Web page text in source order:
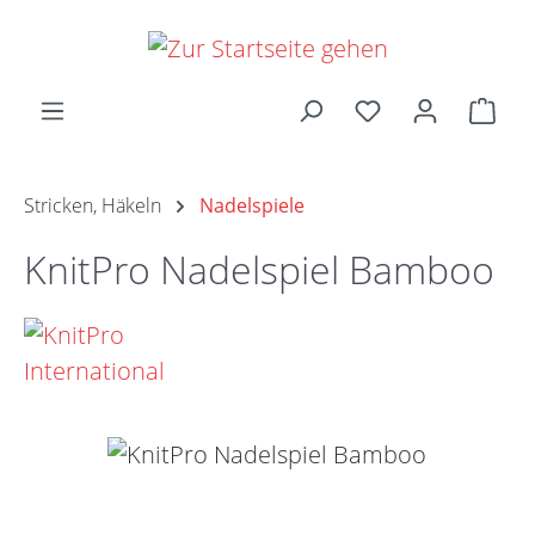
Zum Hauptinhalt springen
Stricken, Häkeln Nadelspiele
KnitPro Nadelspiel Bamboo
Bildergalerie überspringen